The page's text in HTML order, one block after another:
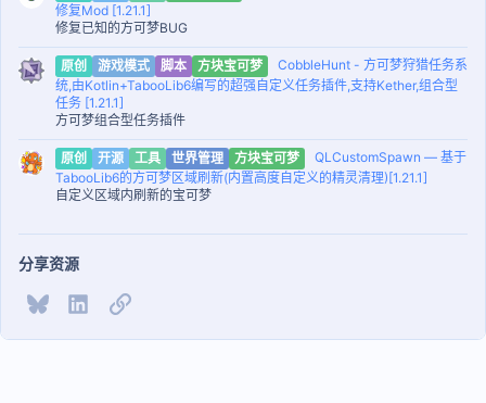
修复Mod [1.21.1]
修复已知的方可梦BUG
原创 游戏模式 脚本 方块宝可梦
CobbleHunt - 方可梦狩猎任务系
统,由Kotlin+TabooLib6编写的超强自定义任务插件,支持Kether,组合型
任务 [1.21.1]
方可梦组合型任务插件
原创 开源 工具 世界管理 方块宝可梦
QLCustomSpawn — 基于
TabooLib6的方可梦区域刷新(内置高度自定义的精灵清理)[1.21.1]
自定义区域内刷新的宝可梦
分享资源
Bluesky LinkedIn链接